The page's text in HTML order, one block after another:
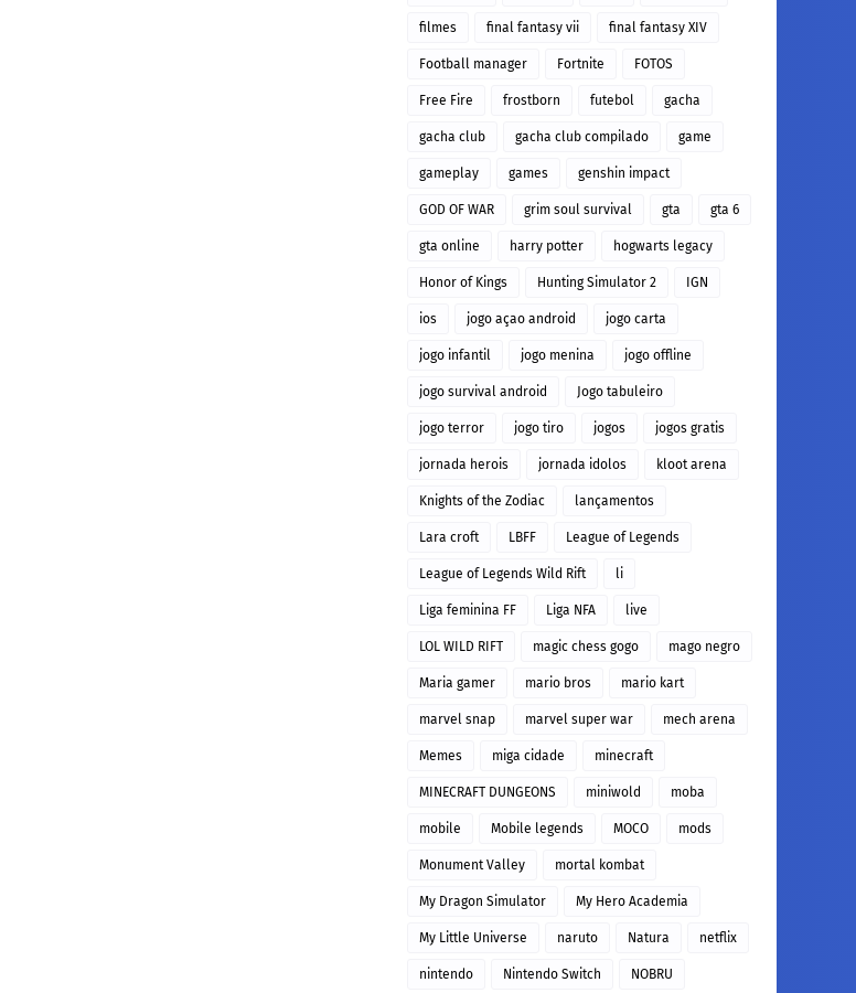
filmes final fantasy vii final fantasy XIV
Football manager Fortnite FOTOS
Free Fire frostborn futebol gacha
gacha club gacha club compilado game
gameplay games genshin impact
GOD OF WAR grim soul survival gta gta 6
gta online harry potter hogwarts legacy
Honor of Kings Hunting Simulator 2 IGN
ios jogo açao android jogo carta
jogo infantil jogo menina jogo offline
jogo survival android Jogo tabuleiro
jogo terror jogo tiro jogos jogos gratis
jornada herois jornada idolos kloot arena
Knights of the Zodiac lançamentos
Lara croft LBFF League of Legends
League of Legends Wild Rift li
Liga feminina FF Liga NFA live
LOL WILD RIFT magic chess gogo mago negro
Maria gamer mario bros mario kart
marvel snap marvel super war mech arena
Memes miga cidade minecraft
MINECRAFT DUNGEONS miniwold moba
mobile Mobile legends MOCO mods
Monument Valley mortal kombat
My Dragon Simulator My Hero Academia
My Little Universe naruto Natura netflix
nintendo Nintendo Switch NOBRU